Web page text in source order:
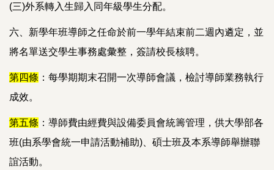
(三)外系轉入生歸入同年級學生分配。
六、新學年班導師之任命於前一學年結束前二週內遴定，並
將名單送交學生事務處彙整，簽請校長核聘。
第四條 ：每學期期末召開一次導師會議，檢討導師業務執行
成效。
第五條 ：導師費由經費與設備委員會統籌管理，供大學部各
班(由系學會統一申請活動補助)、碩士班及本系導師舉辦聯
誼活動。